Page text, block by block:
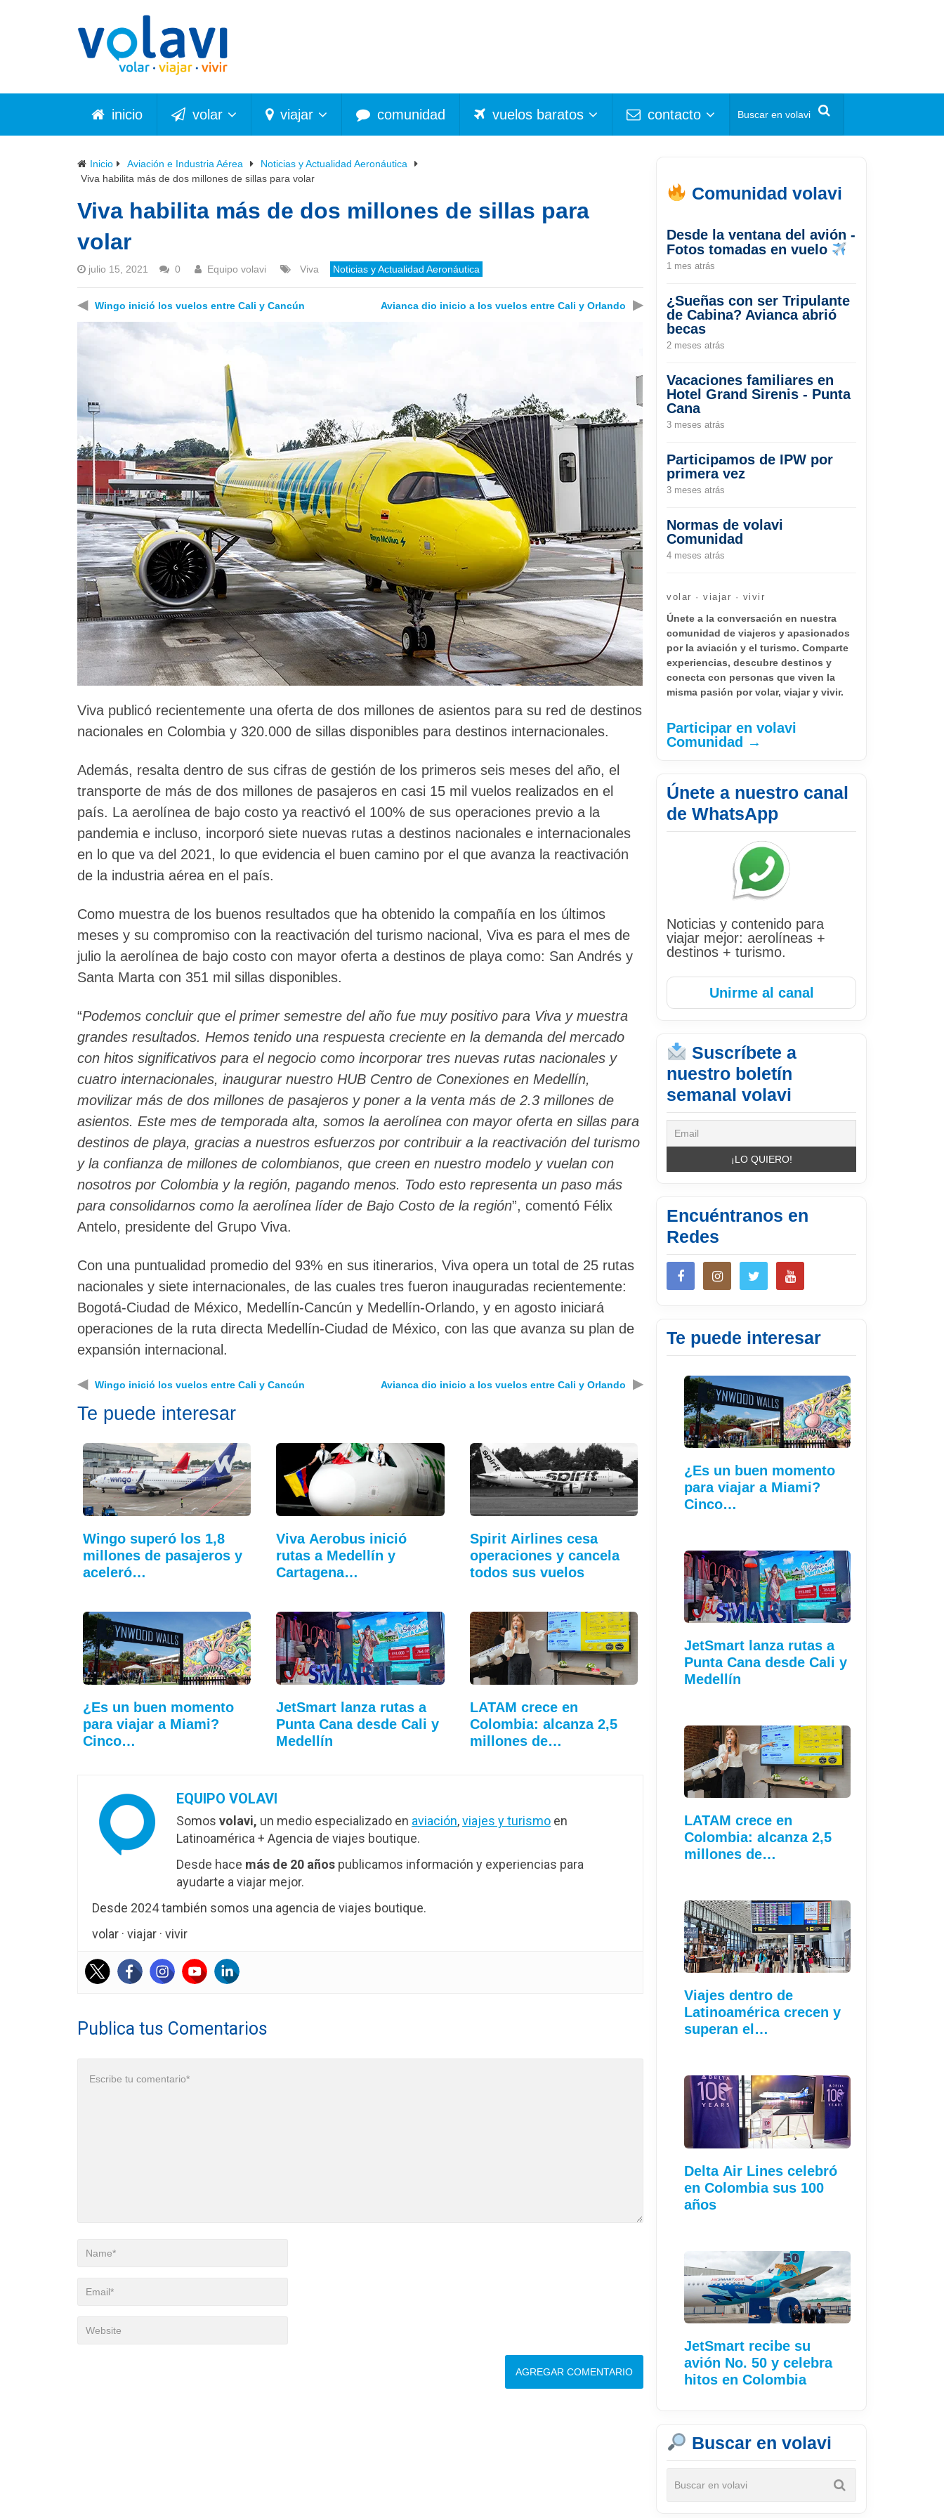
inicio volar viajar comunidad vuelos baratos contacto
Inicio Aviación e Industria Aérea
Noticias y Actualidad Aeronáutica
Viva habilita más de dos millones de sillas para volar
Viva habilita más de dos millones de sillas para
volar
julio 15, 2021 0 Equipo volavi Viva Noticias y Actualidad Aeronáutica
◀ Wingo inició los vuelos entre Cali y Cancún Avianca dio inicio a los vuelos entre Cali y Orlando ▶
Viva publicó recientemente una oferta de dos millones de asientos para su red de destinos
nacionales en Colombia y 320.000 de sillas disponibles para destinos internacionales.
Además, resalta dentro de sus cifras de gestión de los primeros seis meses del año, el
transporte de más de dos millones de pasajeros en casi 15 mil vuelos realizados en el
país. La aerolínea de bajo costo ya reactivó el 100% de sus operaciones previo a la
pandemia e incluso, incorporó siete nuevas rutas a destinos nacionales e internacionales
en lo que va del 2021, lo que evidencia el buen camino por el que avanza la reactivación
de la industria aérea en el país.
Como muestra de los buenos resultados que ha obtenido la compañía en los últimos
meses y su compromiso con la reactivación del turismo nacional, Viva es para el mes de
julio la aerolínea de bajo costo con mayor oferta a destinos de playa como: San Andrés y
Santa Marta con 351 mil sillas disponibles.
“Podemos concluir que el primer semestre del año fue muy positivo para Viva y muestra
grandes resultados. Hemos tenido una respuesta creciente en la demanda del mercado
con hitos significativos para el negocio como incorporar tres nuevas rutas nacionales y
cuatro internacionales, inaugurar nuestro HUB Centro de Conexiones en Medellín,
movilizar más de dos millones de pasajeros y poner a la venta más de 2.3 millones de
asientos. Este mes de temporada alta, somos la aerolínea con mayor oferta en sillas para
destinos de playa, gracias a nuestros esfuerzos por contribuir a la reactivación del turismo
y la confianza de millones de colombianos, que creen en nuestro modelo y vuelan con
nosotros por Colombia y la región, pagando menos. Todo esto representa un paso más
para consolidarnos como la aerolínea líder de Bajo Costo de la región”, comentó Félix
Antelo, presidente del Grupo Viva.
Con una puntualidad promedio del 93% en sus itinerarios, Viva opera un total de 25 rutas
nacionales y siete internacionales, de las cuales tres fueron inauguradas recientemente:
Bogotá-Ciudad de México, Medellín-Cancún y Medellín-Orlando, y en agosto iniciará
operaciones de la ruta directa Medellín-Ciudad de México, con las que avanza su plan de
expansión internacional.
◀ Wingo inició los vuelos entre Cali y Cancún Avianca dio inicio a los vuelos entre Cali y Orlando ▶
Te puede interesar
Wingo superó los 1,8
millones de pasajeros y
aceleró…
Viva Aerobus inició
rutas a Medellín y
Cartagena…
Spirit Airlines cesa
operaciones y cancela
todos sus vuelos
¿Es un buen momento
para viajar a Miami?
Cinco…
JetSmart lanza rutas a
Punta Cana desde Cali y
Medellín
LATAM crece en
Colombia: alcanza 2,5
millones de…
EQUIPO VOLAVI
Somos volavi, un medio especializado en aviación,viajes y turismo en
Latinoamérica + Agencia de viajes boutique.
Desde hace más de 20 años publicamos información y experiencias para
ayudarte a viajar mejor.
Desde 2024 también somos una agencia de viajes boutique.
volar · viajar · vivir
Publica tus Comentarios
Comunidad volavi
Desde la ventana del avión -
Fotos tomadas en vuelo
1 mes atrás
¿Sueñas con ser Tripulante
de Cabina? Avianca abrió
becas
2 meses atrás
Vacaciones familiares en
Hotel Grand Sirenis - Punta
Cana
3 meses atrás
Participamos de IPW por
primera vez
3 meses atrás
Normas de volavi
Comunidad
4 meses atrás
volar · viajar · vivir
Únete a la conversación en nuestra
comunidad de viajeros y apasionados
por la aviación y el turismo. Comparte
experiencias, descubre destinos y
conecta con personas que viven la
misma pasión por volar, viajar y vivir.
Participar en volavi
Comunidad →
Únete a nuestro canal
de WhatsApp
Noticias y contenido para
viajar mejor: aerolíneas +
destinos + turismo.
Unirme al canal
Suscríbete a
nuestro boletín
semanal volavi
Encuéntranos en
Redes
Te puede interesar
¿Es un buen momento
para viajar a Miami?
Cinco…
JetSmart lanza rutas a
Punta Cana desde Cali y
Medellín
LATAM crece en
Colombia: alcanza 2,5
millones de…
Viajes dentro de
Latinoamérica crecen y
superan el…
Delta Air Lines celebró
en Colombia sus 100
años
JetSmart recibe su
avión No. 50 y celebra
hitos en Colombia
Buscar en volavi